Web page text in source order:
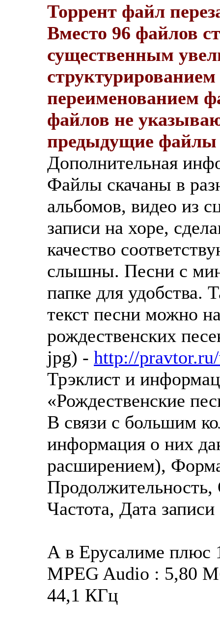
Торрент файл
Вместо 96 файлов
существенным
переименованием
файлов не
предыдущие файлы
Дополнительная
Файлы скачаны в
альбомов, видео из
записи на хоре,
качество
слышны. Песни с
папке для удобства.
текст песни можно
рождественских
jpg) - http://
Трэклист и
«Рождественские
В связи с большим
информация о них
расширением),
Частота, Дата
А в Ерусалиме плюс
MPEG Audio : 5,80
44,1 КГц